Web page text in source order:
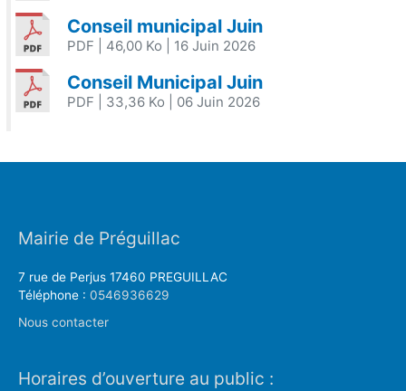
Conseil municipal Juin
PDF | 46,00 Ko | 16 Juin 2026
Conseil Municipal Juin
PDF | 33,36 Ko | 06 Juin 2026
Mairie de Préguillac
7 rue de Perjus 17460 PREGUILLAC
Téléphone : 0546936629
Nous contacter
Horaires d’ouverture au public :